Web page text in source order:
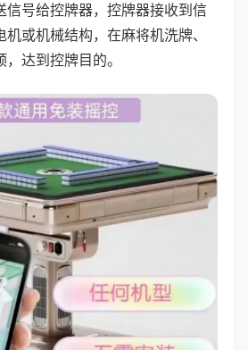
信号给控牌器，控牌器接收到信
或机械结构，在麻将机洗牌、
达到控牌目的。